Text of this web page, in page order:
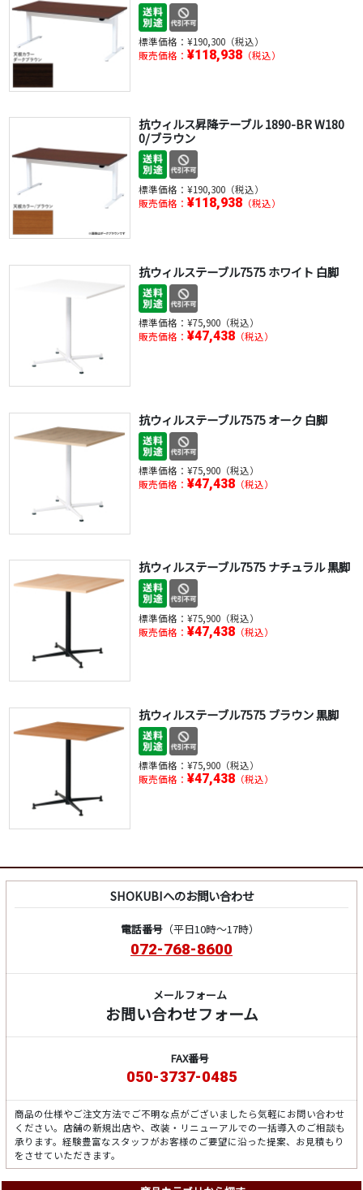
標準価格： ¥190,300（税込）
販売価格： ¥118,938（税込）
抗ウィルス昇降テーブル 1890-BR W180
0/ブラウン
標準価格： ¥190,300（税込）
販売価格： ¥118,938（税込）
抗ウィルステーブル7575 ホワイト 白脚
標準価格： ¥75,900（税込）
販売価格： ¥47,438（税込）
抗ウィルステーブル7575 オーク 白脚
標準価格： ¥75,900（税込）
販売価格： ¥47,438（税込）
抗ウィルステーブル7575 ナチュラル 黒脚
標準価格： ¥75,900（税込）
販売価格： ¥47,438（税込）
抗ウィルステーブル7575 ブラウン 黒脚
標準価格： ¥75,900（税込）
販売価格： ¥47,438（税込）
SHOKUBIへのお問い合わせ
電話番号（平日10時～17時）
072-768-8600
メールフォーム
お問い合わせフォーム
FAX番号
050-3737-0485
商品の仕様やご注文方法でご不明な点がございましたら気軽にお問い合わせ
ください。店舗の新規出店や、改装・リニューアルでの一括導入のご相談も
承ります。経験豊富なスタッフがお客様のご要望に沿った提案、お見積もり
をさせていただきます。